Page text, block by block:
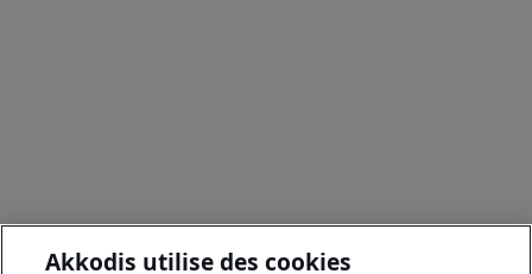
Akkodis utilise des cookies